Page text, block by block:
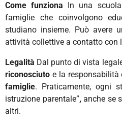
Come funziona In una
famiglie che coinvolgono
studiano insieme. Può avere
attività collettive a contatto con
Legalità Dal punto di vista
riconosciuto e la responsabilità
famiglie. Praticamente, ogni
istruzione parentale”, anche se
altri.